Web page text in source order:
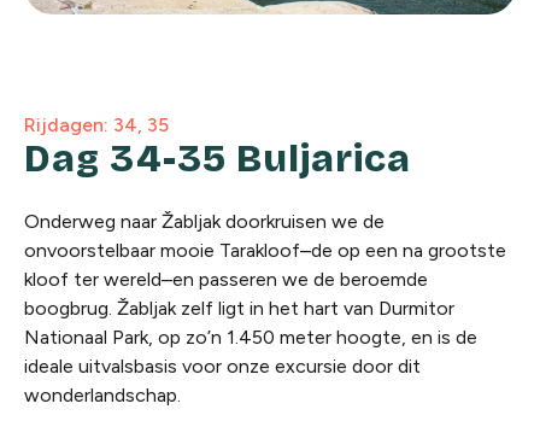
Rijdagen: 34, 35
Dag 34-35 Buljarica
Onderweg naar Žabljak doorkruisen we de
onvoorstelbaar mooie Tarakloof–de op een na grootste
kloof ter wereld–en passeren we de beroemde
boogbrug. Žabljak zelf ligt in het hart van Durmitor
Nationaal Park, op zo’n 1.450 meter hoogte, en is de
ideale uitvalsbasis voor onze excursie door dit
wonderlandschap.